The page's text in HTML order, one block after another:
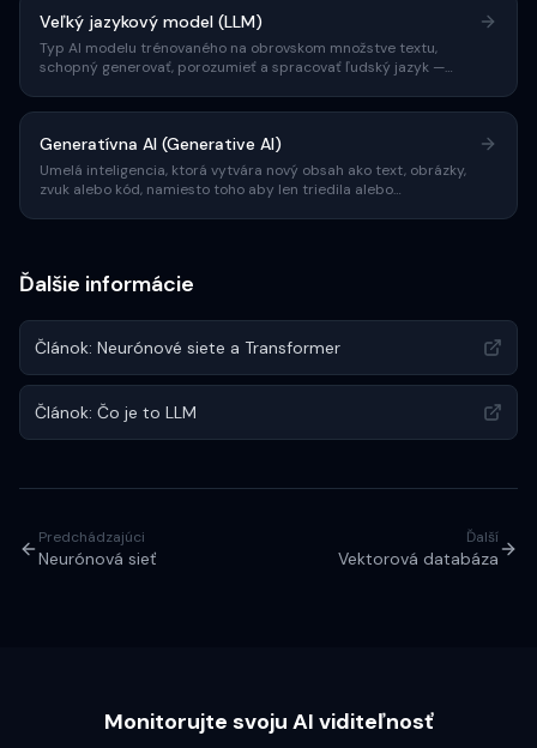
Veľký jazykový model (LLM)
Typ AI modelu trénovaného na obrovskom množstve textu,
schopný generovať, porozumieť a spracovať ľudský jazyk —
Generatívna AI (Generative AI)
Umelá inteligencia, ktorá vytvára nový obsah ako text, obrázky,
zvuk alebo kód, namiesto toho aby len triedila alebo
Ďalšie informácie
Článok: Neurónové siete a Transformer
Článok: Čo je to LLM
Predchádzajúci
Neurónová sieť
Ďalší
Vektorová databáza
Monitorujte svoju AI viditeľnosť